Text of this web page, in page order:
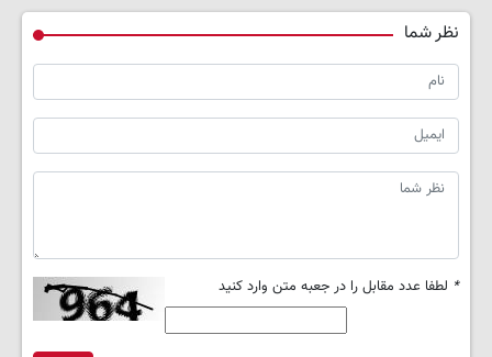
نظر شما
* لطفا عدد مقابل را در جعبه متن وارد کنید